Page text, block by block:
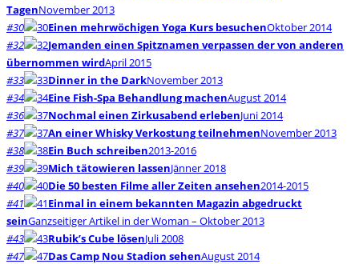
TagenNovember 2013
#30
Einen mehrwöchigen Yoga Kurs besuchenOktober 2014
#32
Jemanden einen Spitznamen verpassen der von anderen
übernommen wirdApril 2015
#33
Dinner in the DarkNovember 2013
#34
Eine Fish-Spa Behandlung machenAugust 2014
#36
Nochmal einen Zirkusabend erlebenJuni 2014
#37
An einer Whisky Verkostung teilnehmenNovember 2013
#38
Ein Buch schreiben2013-2016
#39
Mich tätowieren lassenJänner 2018
#40
Die 50 besten Filme aller Zeiten ansehen2014-2015
#41
Einmal in einem bekannten Magazin abgedruckt
seinGanzseitiger Artikel in der Woman – Oktober 2013
#43
Rubik’s Cube lösenJuli 2008
#47
Das Camp Nou Stadion sehenAugust 2014